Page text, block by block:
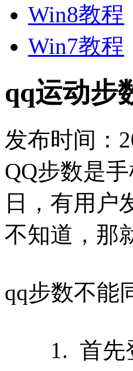
Win8教程
Win7教程
qq运动步
发布时间：
QQ步数是
日，有用户
不知道，那
qq步数不能
1. 首先登